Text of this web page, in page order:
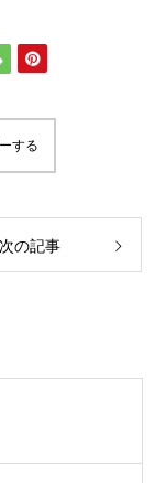
する
次の記事